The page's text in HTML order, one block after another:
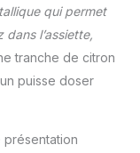
confort
et les
à nettoyer
qui permet
l’assiette,
tranche de citron
puisse doser